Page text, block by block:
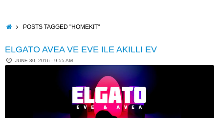
contentHOMEPOSTS TAGGED "HOMEKIT"
ELGATO AVEA VE EVE ILE AKILLI EV
JUNE 30, 2016 - 9:55 AM